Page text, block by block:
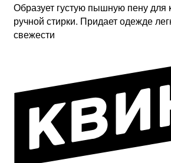
Образует густую пышную пену для
ручной стирки. Придает одежде
свежести